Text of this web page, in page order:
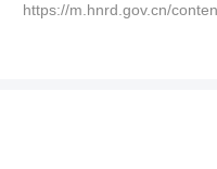
https://m.hnrd.gov.cn/